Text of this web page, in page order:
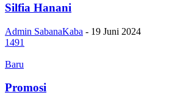
Silfia Hanani
Admin SabanaKaba - 19 Juni 2024
1491
Baru
Promosi